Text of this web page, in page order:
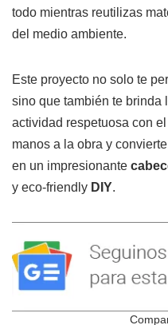
todo mientras reutilizas
del medio ambiente.
Este proyecto no solo te
sino que también te brinda
actividad respetuosa con
manos a la obra y
en un impresionante
y eco-friendly DIY.